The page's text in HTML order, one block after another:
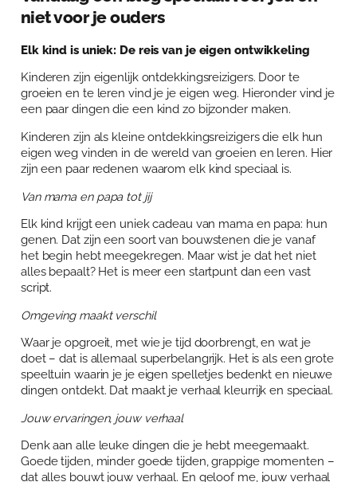
Over Anja Lutz
Blog en Downloads
Aanbod
Themaboeken
Gespreks- en reflectiesets
Aanbod
Winkelwagen
Contact
Contact
Agenda
niet voor je ouders
Elk kind is uniek: De reis van je eigen ontwikkeling
Kinderen zijn eigenlijk ontdekkingsreizigers. Door te
groeien en te leren vind je je eigen weg. Hieronder vind je
een paar dingen die een kind zo bijzonder maken.
Kinderen zijn als kleine ontdekkingsreizigers die elk hun
eigen weg vinden in de wereld van groeien en leren. Hier
zijn een paar redenen waarom elk kind speciaal is.
Van mama en papa tot jij
Elk kind krijgt een uniek cadeau van mama en papa: hun
genen. Dat zijn een soort van bouwstenen die je vanaf
het begin hebt meegekregen. Maar wist je dat het niet
alles bepaalt? Het is meer een startpunt dan een vast
script.
Omgeving maakt verschil
Waar je opgroeit, met wie je tijd doorbrengt, en wat je
doet – dat is allemaal superbelangrijk. Het is als een grote
speeltuin waarin je je eigen spelletjes bedenkt en nieuwe
dingen ontdekt. Dat maakt je verhaal kleurrijk en speciaal.
Jouw ervaringen, jouw verhaal
Denk aan alle leuke dingen die je hebt meegemaakt.
Goede tijden, minder goede tijden, grappige momenten –
dat alles bouwt jouw verhaal. En geloof me, jouw verhaal